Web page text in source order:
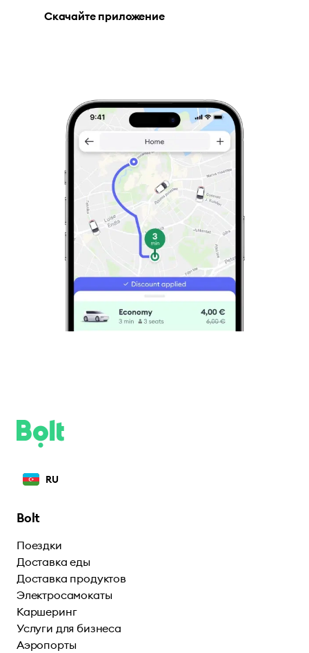
Скачайте приложение
RU
Bolt
Поездки
Доставка еды
Доставка продуктов
Электросамокаты
Каршеринг
Услуги для бизнеса
Аэропорты